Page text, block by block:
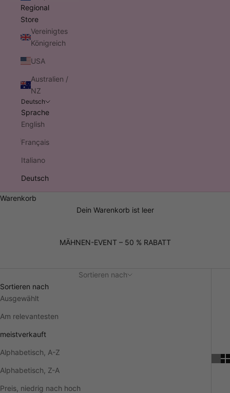
Regional
Store
Vereinigtes
Königreich
USA
Australien /
NZ
Deutsch
Sprache
English
Français
Italiano
Deutsch
Warenkorb
Dein Warenkorb ist leer
MÄHNEN-EVENT – 50 % RABATT
Sortieren nach
Sortieren nach
Ausgewählt
Am relevantesten
meistverkauft
Alphabetisch, A-Z
Alphabetisch, Z-A
Preis, niedrig nach hoch